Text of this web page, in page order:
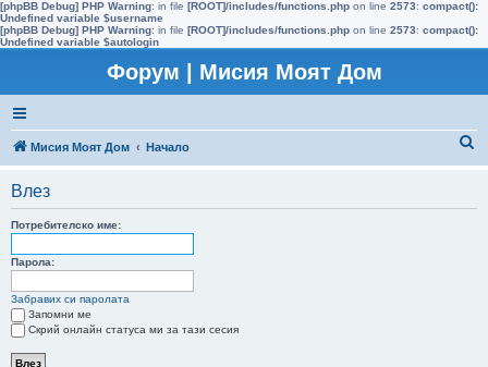
[phpBB Debug] PHP Warning: in file [ROOT]/includes/functions.php on line 2573: compact():
Undefined variable $username
[phpBB Debug] PHP Warning: in file [ROOT]/includes/functions.php on line 2573: compact():
Undefined variable $autologin
Форум | Мисия Моят Дом
Мисия Моят Дом Начало
Влез
Потребителско име:
Парола:
Забравих си паролата
Запомни ме
Скрий онлайн статуса ми за тази сесия